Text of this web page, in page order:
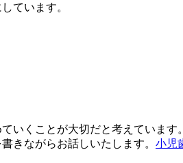
ています。
いくことが大切だと考えています
きながらお話しいたします。 小児